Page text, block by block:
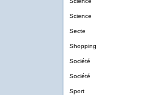
Science
Secte
Shopping
Société
Société
Sport